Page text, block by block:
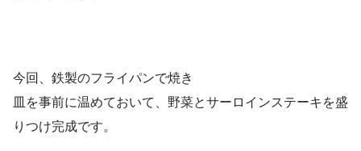
今回、鉄製のフライパンで焼き
皿を事前に温めておいて、野菜とサーロインステーキを盛
りつけ完成です。